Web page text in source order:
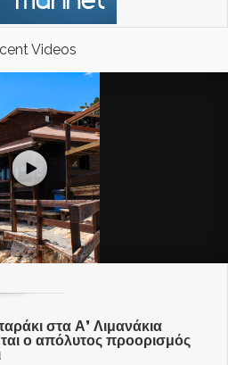
Videos
στα Α’ Λιμανάκια
ο απόλυτος προορισμός